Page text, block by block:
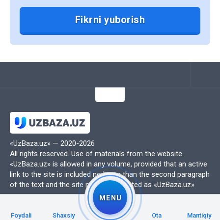
Foydali
Shaxsiy
MENU
Ota
Mantiqiy
они предоставляют.
1. Доступность и удобство
Электронные учебники доступны для
месте. Достаточно иметь устройство с
особенно полезно для студентов, которые
часто находятся в движении или не имеют
возможности носить с собой тяжелые
печатные книги.
Электронные учебники позволяют
студентам быстро находить нужную
информацию с помощью функции поиска,
что делает процесс обучения более
эффективным. Кроме того, многие
«UzBaza.uz» — 2020-2026
All rights reserved. Use of materials from the website
«UzBaza.uz» is allowed in any volume, provided that an active
link to the site is included no lower than the second paragraph
of the text and the site name is indicated as «UzBaza.uz»